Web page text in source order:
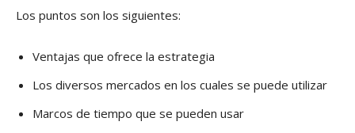
Los puntos son los siguientes:
Ventajas que ofrece la estrategia
Los diversos mercados en los cuales se puede utilizar
Marcos de tiempo que se pueden usar